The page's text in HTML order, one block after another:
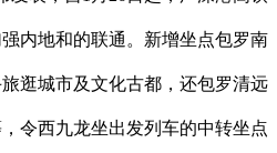
内地和的联通。新增坐点包罗南
逛城市及文化古都，还包罗清远
令西九龙坐出发列车的中转坐点